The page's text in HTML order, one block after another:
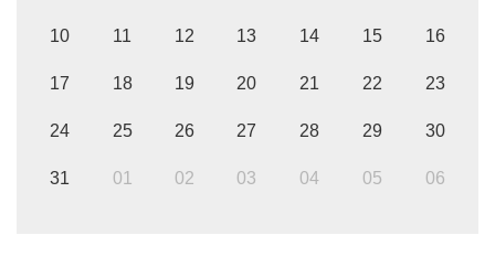
10 11 12 13 14 15 16
17 18 19 20 21 22 23
24 25 26 27 28 29 30
31 01 02 03 04 05 06